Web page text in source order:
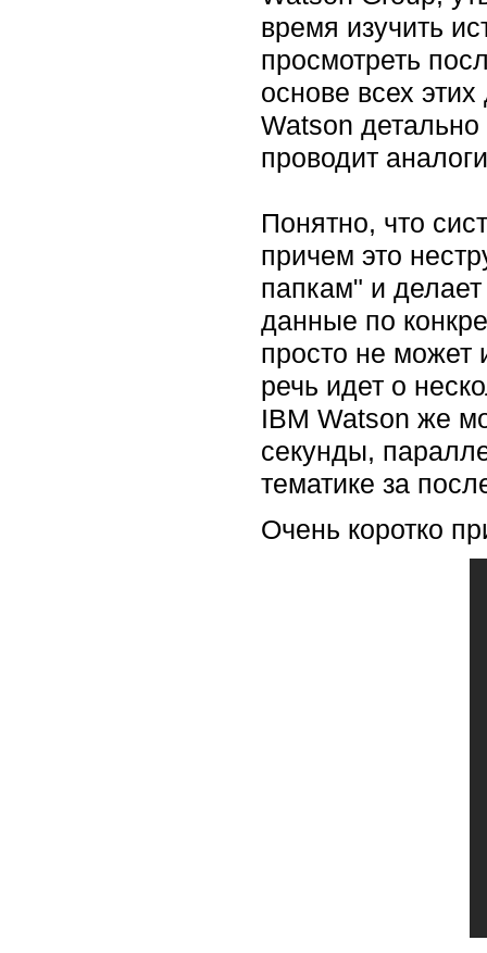
время изучить
просмотреть
основе всех
Watson
проводит
Понятно, что
причем это
папкам" и
данные по
просто не
речь идет о
IBM Watson же
секунды,
тематике за
Очень коротко